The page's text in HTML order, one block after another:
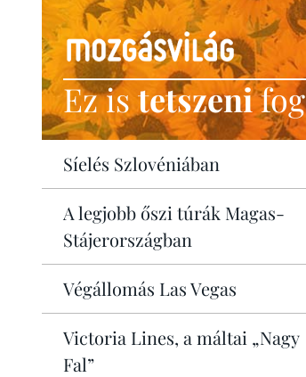
Ez istetszenifog
Síelés Szlovéniában
A legjobb őszi túrák Magas-
Stájerországban
Végállomás Las Vegas
Victoria Lines, a máltai „Nagy
Fal”